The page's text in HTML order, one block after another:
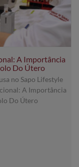
A Importância
Do Útero
no Sapo Lifestyle
A Importância
Do Útero